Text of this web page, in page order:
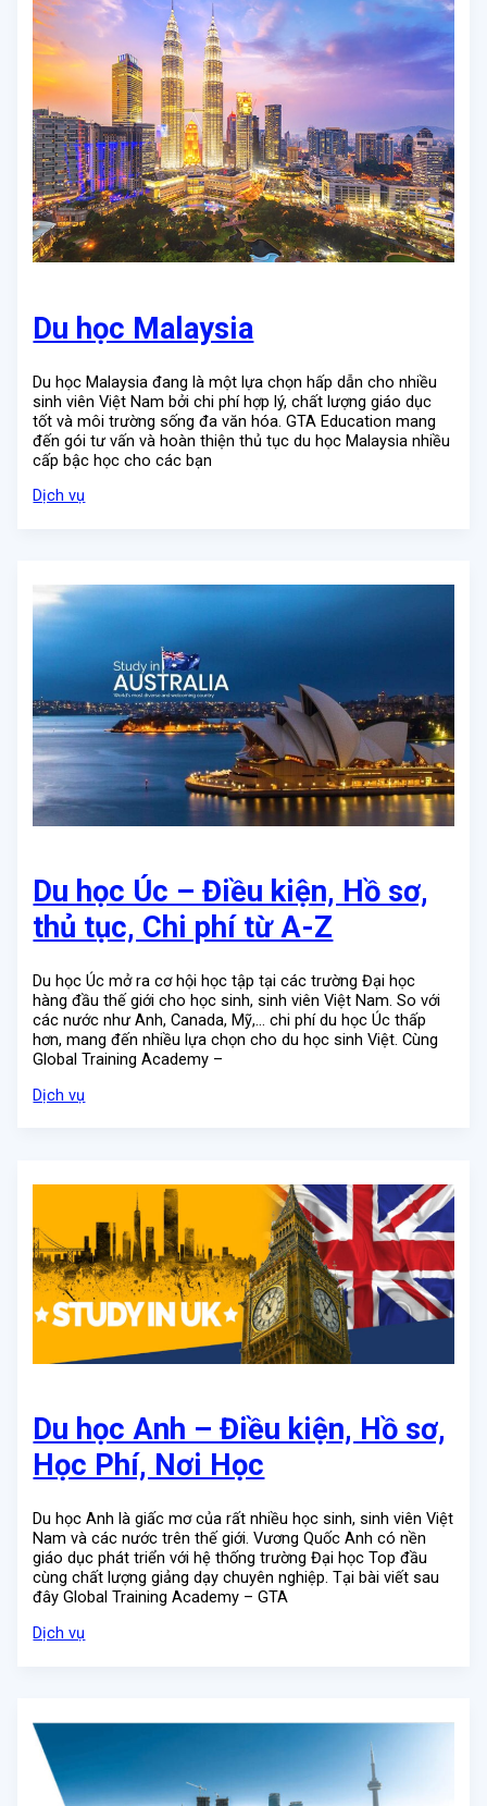
Du học Malaysia
Du học Malaysia đang là một lựa chọn hấp dẫn cho nhiều
sinh viên Việt Nam bởi chi phí hợp lý, chất lượng giáo dục
tốt và môi trường sống đa văn hóa. GTA Education mang
đến gói tư vấn và hoàn thiện thủ tục du học Malaysia nhiều
cấp bậc học cho các bạn
Dịch vụ
Du học Úc – Điều kiện, Hồ sơ,
thủ tục, Chi phí từ A-Z
Du học Úc mở ra cơ hội học tập tại các trường Đại học
hàng đầu thế giới cho học sinh, sinh viên Việt Nam. So với
các nước như Anh, Canada, Mỹ,… chi phí du học Úc thấp
hơn, mang đến nhiều lựa chọn cho du học sinh Việt. Cùng
Global Training Academy –
Dịch vụ
Du học Anh – Điều kiện, Hồ sơ,
Học Phí, Nơi Học
Du học Anh là giấc mơ của rất nhiều học sinh, sinh viên Việt
Nam và các nước trên thế giới. Vương Quốc Anh có nền
giáo dục phát triển với hệ thống trường Đại học Top đầu
cùng chất lượng giảng dạy chuyên nghiệp. Tại bài viết sau
đây Global Training Academy – GTA
Dịch vụ